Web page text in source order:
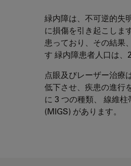
緑内障は、不可逆的失
に損傷を引き起こしま
患っており、その結果
す 緑内障患者人口は
点眼及びレーザー治療
低下させ、疾患の進行
に 3 つの種類、 線維
(MIGS) があります。